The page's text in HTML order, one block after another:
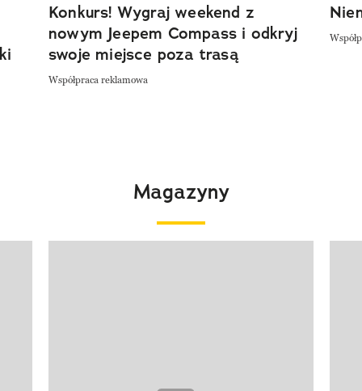
Konkurs! Wygraj weekend z
nowym Jeepem Compass i odkryj
swoje miejsce poza trasą
Współpraca reklamowa
Magazyny